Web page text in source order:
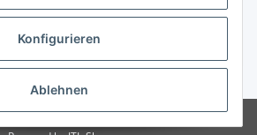
Konfigurieren
Ablehnen
Vertrag widerrufen